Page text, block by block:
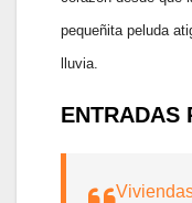
pequeñita peluda
lluvia.
ENTRADAS